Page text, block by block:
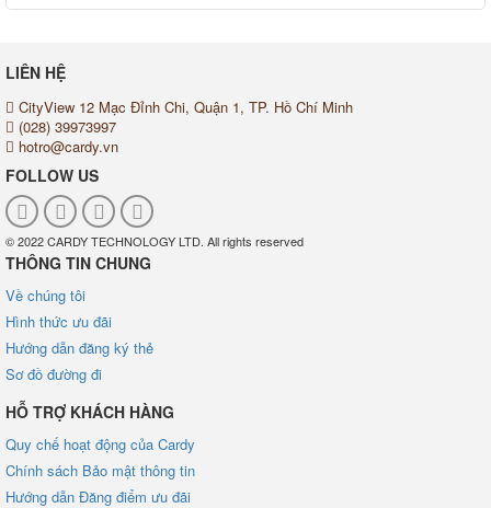
LIÊN HỆ
CityView 12 Mạc Đỉnh Chi, Quận 1, TP. Hồ Chí Minh
(028) 39973997
hotro@cardy.vn
FOLLOW US
© 2022 CARDY TECHNOLOGY LTD. All rights reserved
THÔNG TIN CHUNG
Về chúng tôi
Hình thức ưu đãi
Hướng dẫn đăng ký thẻ
Sơ đồ đường đi
HỖ TRỢ KHÁCH HÀNG
Quy chế hoạt động của Cardy
Chính sách Bảo mật thông tin
Hướng dẫn Đăng điểm ưu đãi